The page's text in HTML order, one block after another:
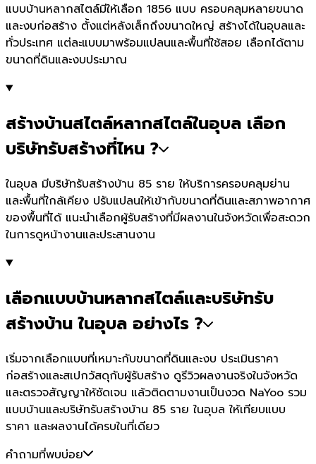
แบบบ้านหลากสไตล์มีให้เลือก 1856 แบบ ครอบคลุมหลายขนาด
และงบก่อสร้าง ตั้งแต่หลังเล็กถึงขนาดใหญ่ สร้างได้ในอุบลและ
ทั่วประเทศ แต่ละแบบมาพร้อมแปลนและพื้นที่ใช้สอย เลือกได้ตาม
ขนาดที่ดินและงบประมาณ
สร้างบ้านสไตล์หลากสไตล์ในอุบล เลือก
บริษัทรับสร้างที่ไหน ?
ในอุบล มีบริษัทรับสร้างบ้าน 85 ราย ให้บริการครอบคลุมย่าน
และพื้นที่ใกล้เคียง ปรับแปลนให้เข้ากับขนาดที่ดินและสภาพอากาศ
ของพื้นที่ได้ แนะนำเลือกผู้รับสร้างที่มีผลงานในจังหวัดเพื่อสะดวก
ในการดูหน้างานและประสานงาน
เลือกแบบบ้านหลากสไตล์และบริษัทรับ
สร้างบ้าน ในอุบล อย่างไร ?
เริ่มจากเลือกแบบที่เหมาะกับขนาดที่ดินและงบ ประเมินราคา
ก่อสร้างและสเปกวัสดุกับผู้รับสร้าง ดูรีวิวผลงานจริงในจังหวัด
และตรวจสัญญาให้ชัดเจน แล้วติดตามงานเป็นงวด NaYoo รวม
แบบบ้านและบริษัทรับสร้างบ้าน 85 ราย ในอุบล ให้เทียบแบบ
ราคา และผลงานได้ครบในที่เดียว
คำถามที่พบบ่อย